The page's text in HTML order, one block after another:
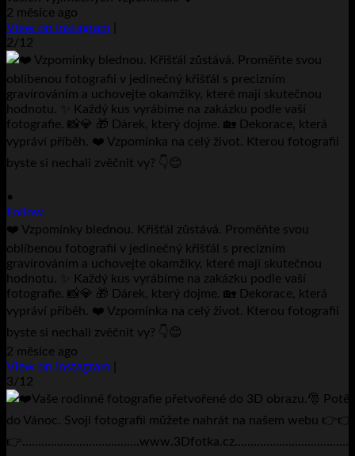
2 měsíce ago
View on Instagram
2/12
•
Follow
❤️ Vzpomínky blednou. Křišťál zůstává. Proměňte svou
oblíbenou fotografii v jedinečný křišťál s precizním
gravírováním a uchovejte okamžiky, které mají skutečnou
hodnotu. ✨ Každý kus vyrábíme na zakázku podle vaší
fotografie. 📸💎 🎁 Dárek, který dojme. 🏡 Dekorace, která
vypráví příběh. ❤️ Vzpomínka na celý život. Kterou fotografii
byste si nechali zvěčnit vy? 👇😊
2 měsíce ago
View on Instagram
3/12